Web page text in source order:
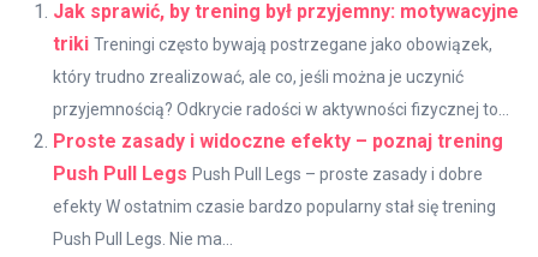
Jak sprawić, by trening był przyjemny: motywacyjne
triki Treningi często bywają postrzegane jako obowiązek,
który trudno zrealizować, ale co, jeśli można je uczynić
przyjemnością? Odkrycie radości w aktywności fizycznej to...
Proste zasady i widoczne efekty – poznaj trening
Push Pull Legs Push Pull Legs – proste zasady i dobre
efekty W ostatnim czasie bardzo popularny stał się trening
Push Pull Legs. Nie ma...